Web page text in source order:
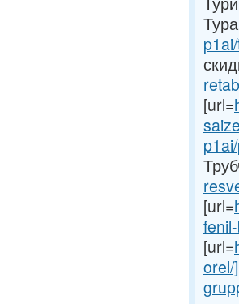
[url=
[url=
[url=
orel/